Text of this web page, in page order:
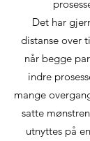
Det har
distanse over
når begge
indre
mange
satte
utnyttes på